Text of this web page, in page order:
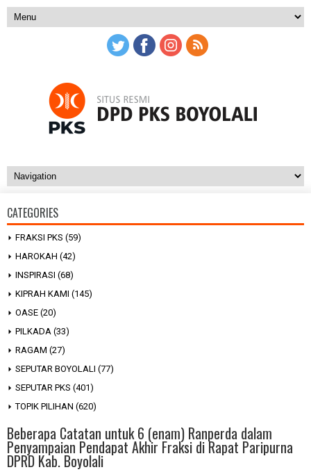
CATEGORIES
FRAKSI PKS (59)
HAROKAH (42)
INSPIRASI (68)
KIPRAH KAMI (145)
OASE (20)
PILKADA (33)
RAGAM (27)
SEPUTAR BOYOLALI (77)
SEPUTAR PKS (401)
TOPIK PILIHAN (620)
Beberapa Catatan untuk 6 (enam) Ranperda dalam
Penyampaian Pendapat Akhir Fraksi di Rapat Paripurna
DPRD Kab. Boyolali